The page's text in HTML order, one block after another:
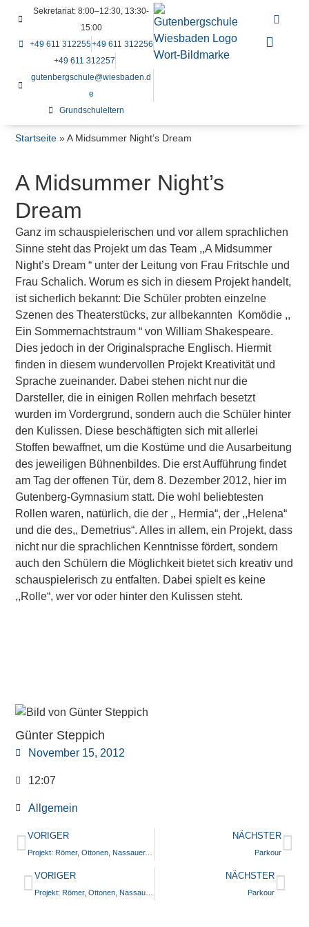
Sekretariat: 8:00–12:30, 13:30-
15:00
+49 611 312255+49 611 312256
+49 611 312257
gutenbergschule@wiesbaden.d
e
Grundschuleltern
Startseite »A Midsummer Night’s Dream
A Midsummer Night’s
Dream
Ganz im schauspielerischen und vor allem sprachlichen
Sinne steht das Projekt um das Team ,,A Midsummer
Night’s Dream “ unter der Leitung von Frau Fritschle und
Frau Schalich. Worum es sich in diesem Projekt handelt,
ist sicherlich bekannt: Die Schüler probten einzelne
Szenen des Theaterstücks, zur allbekannten Komödie ,,
Ein Sommernachtstraum “ von William Shakespeare.
Dies jedoch in der Originalsprache Englisch. Hiermit
finden in diesem wundervollen Projekt Kreativität und
Sprache zueinander. Dabei stehen nicht nur die
Darsteller, die in einigen Rollen mehrfach besetzt
wurden im Vordergrund, sondern auch die Schüler hinter
den Kulissen. Diese beschäftigten sich mit allerlei
Stoffen bewaffnet, um die Kostüme und die Ausarbeitung
des jeweiligen Bühnenbildes. Die erst Aufführung findet
am Tag der offenen Tür, dem 8. Dezember 2012, hier im
Gutenberg-Gymnasium statt. Die wohl beliebtesten
Rollen waren, natürlich, die der ,, Hermia“, der ,,Helena“
und die des,, Demetrius“. Alles in allem, ein Projekt, dass
nicht nur die sprachlichen Kenntnisse fördert, sondern
auch den Schülern die Möglichkeit bietet sich kreativ und
schauspielerisch zu entfalten. Dabei spielt es keine
,,Rolle“, wer vor oder hinter den Kulissen steht.
Günter Steppich
November 15, 2012
12:07
Allgemein
VORIGER
Projekt: Römer, Ottonen, Nassauer, Hohenzollern – 2000 Jahre MZ und WI
NÄCHSTER
Parkour
VORIGER NÄCHSTER
Parkour